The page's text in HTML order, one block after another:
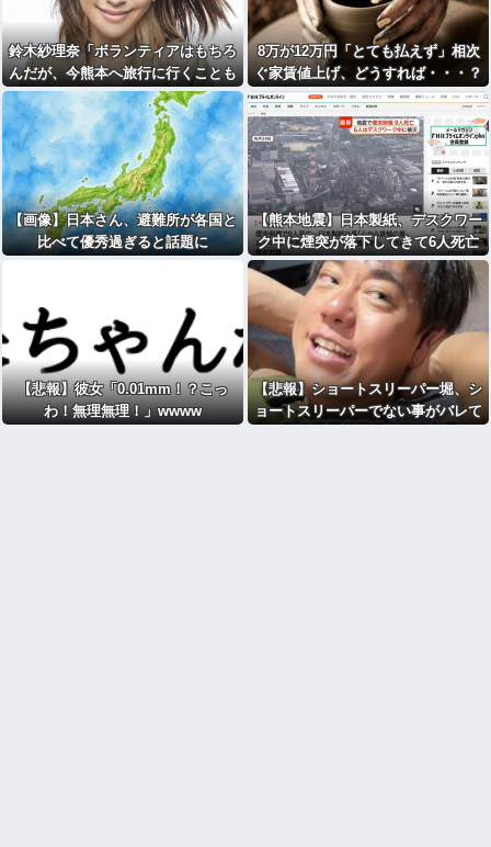
鈴木紗理奈「ボランティアはもちろ
んだが、今熊本へ旅行に行くことも
支援になる」
8万が12万円「とても払えず」相次
ぐ家賃値上げ、どうすれば・・・？
【画像】日本さん、避難所が各国と
比べて優秀過ぎると話題に
【熊本地震】日本製紙、デスクワー
ク中に煙突が落下してきて6人死亡
【悲報】彼女「0.01mm！？こっ
わ！無理無理！」wwww
【悲報】ショートスリーパー堀、シ
ョートスリーパーでない事がバレて